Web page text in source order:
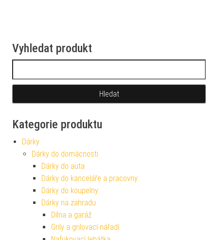
Vyhledat produkt
Kategorie produktu
Dárky
Dárky do domácnosti
Dárky do auta
Dárky do kanceláře a pracovny
Dárky do koupelny
Dárky na zahradu
Dílna a garáž
Grily a grilovací nářadí